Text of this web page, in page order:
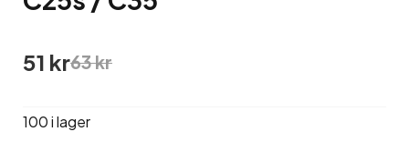
63kr
Det
ursprungliga
var:
51 krDet
nuvarande
är:
100 i lager